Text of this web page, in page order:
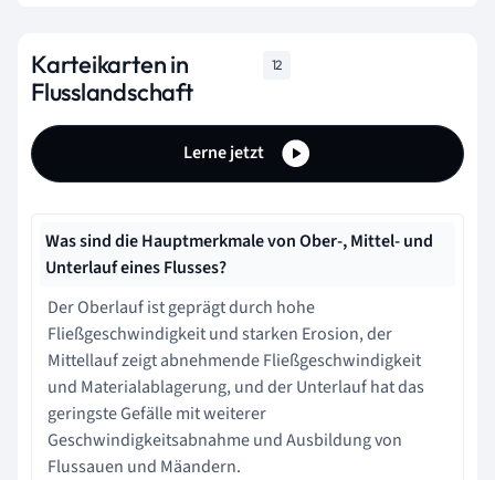
Karteikarten in
Flusslandschaft
12
Lerne jetzt
Was sind die Hauptmerkmale von Ober-, Mittel- und
Unterlauf eines Flusses?
Der Oberlauf ist geprägt durch hohe
Fließgeschwindigkeit und starken Erosion, der
Mittellauf zeigt abnehmende Fließgeschwindigkeit
und Materialablagerung, und der Unterlauf hat das
geringste Gefälle mit weiterer
Geschwindigkeitsabnahme und Ausbildung von
Flussauen und Mäandern.